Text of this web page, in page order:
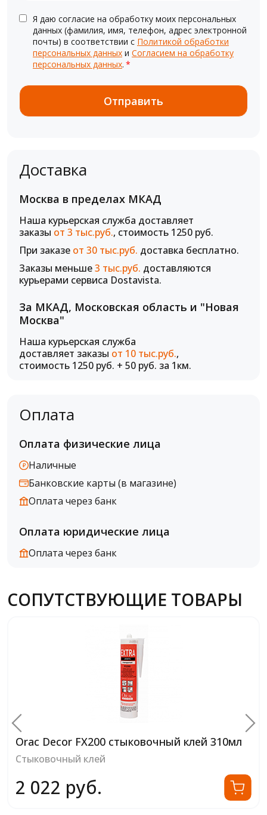
Я даю согласие на обработку моих персональных
данных (фамилия, имя, телефон, адрес электронной
почты) в соответствии с Политикой обработки
персональных данных и Согласием на обработку
персональных данных. *
Доставка
Москва в пределах МКАД
Наша курьерская служба доставляет
заказы от 3 тыс.руб., стоимость 1250 руб.
При заказе от 30 тыс.руб. доставка бесплатно.
Заказы меньше3 тыс.руб. доставляются
курьерами сервиса Dostavista.
За МКАД, Московская область и "Новая
Москва"
Наша курьерская служба
доставляет заказы от 10 тыс.руб.,
стоимость 1250 руб. + 50 руб. за 1км.
Оплата
Оплата физические лица
Наличные
Банковские карты (в магазине)
Оплата через банк
Оплата юридические лица
Оплата через банк
СОПУТСТВУЮЩИЕ ТОВАРЫ
Orac Decor FX200 стыковочный клей 310мл
Стыковочный клей
2 022 руб.